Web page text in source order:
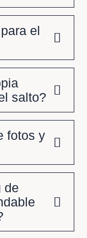
el
salto?
fotos y
de